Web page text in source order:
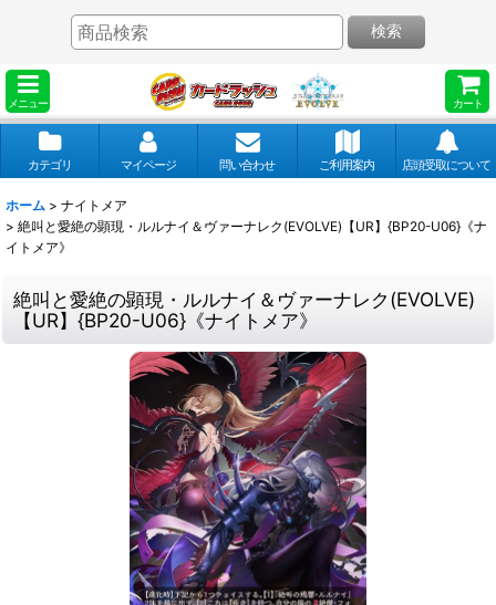
メニュー カート
検索
カテゴリ マイページ 問い合わせ ご利用案内 店頭受取について
ホーム > ナイトメア
> 絶叫と愛絶の顕現・ルルナイ＆ヴァーナレク(EVOLVE)【UR】{BP20-U06}《ナ
イトメア》
絶叫と愛絶の顕現・ルルナイ＆ヴァーナレク(EVOLVE)
【UR】{BP20-U06}《ナイトメア》